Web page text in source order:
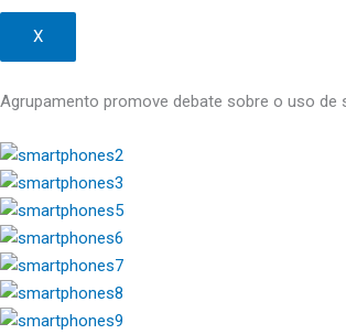
X
Agrupamento promove debate sobre o uso